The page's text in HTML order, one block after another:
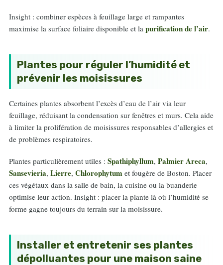
Insight : combiner espèces à feuillage large et rampantes
maximise la surface foliaire disponible et la purification de l’air.
Plantes pour réguler l’humidité et
prévenir les moisissures
Certaines plantes absorbent l’excès d’eau de l’air via leur
feuillage, réduisant la condensation sur fenêtres et murs. Cela aide
à limiter la prolifération de moisissures responsables d’allergies et
de problèmes respiratoires.
Plantes particulièrement utiles : Spathiphyllum, Palmier Areca,
Sansevieria, Lierre, Chlorophytum et fougère de Boston. Placer
ces végétaux dans la salle de bain, la cuisine ou la buanderie
optimise leur action. Insight : placer la plante là où l’humidité se
forme gagne toujours du terrain sur la moisissure.
Installer et entretenir ses plantes
dépolluantes pour une maison saine